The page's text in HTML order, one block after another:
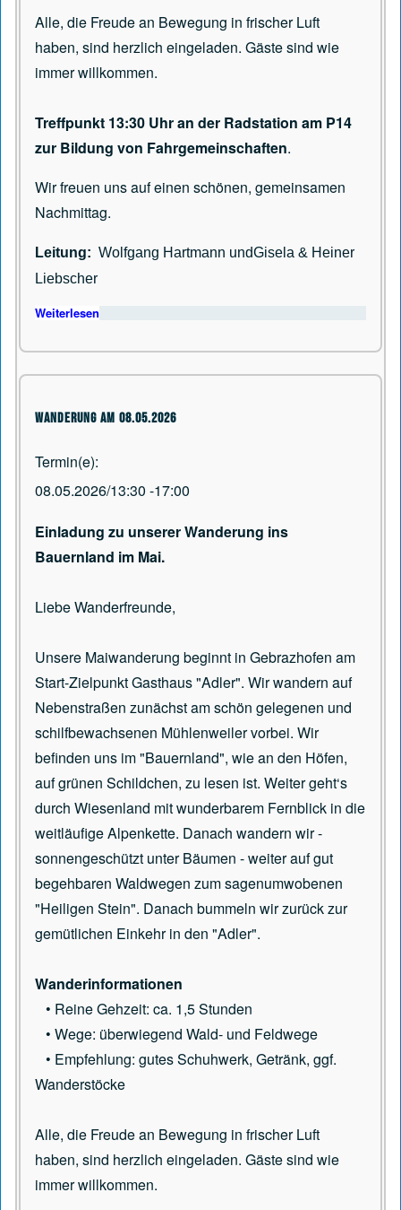
Alle, die Freude an Bewegung in frischer Luft
haben, sind herzlich eingeladen. Gäste sind wie
immer willkommen.
Treffpunkt 13:30 Uhr an der Radstation am P14
zur Bildung von Fahrgemeinschaften.
Wir freuen uns auf einen schönen, gemeinsamen
Nachmittag.
Leitung: Wolfgang Hartmann undGisela & Heiner
Liebscher
Weiterlesen
Wanderung am 08.05.2026
Termin(e)
08.05.2026/13:30 -17:00
Einladung zu unserer Wanderung ins
Bauernland im Mai.
Liebe Wanderfreunde,
Unsere Maiwanderung beginnt in Gebrazhofen am
Start-Zielpunkt Gasthaus "Adler". Wir wandern auf
Nebenstraßen zunächst am schön gelegenen und
schilfbewachsenen Mühlenweiler vorbei. Wir
befinden uns im "Bauernland", wie an den Höfen,
auf grünen Schildchen, zu lesen ist. Weiter geht‘s
durch Wiesenland mit wunderbarem Fernblick in die
weitläufige Alpenkette. Danach wandern wir -
sonnengeschützt unter Bäumen - weiter auf gut
begehbaren Waldwegen zum sagenumwobenen
"Heiligen Stein". Danach bummeln wir zurück zur
gemütlichen Einkehr in den "Adler".
Wanderinformationen
• Reine Gehzeit: ca. 1,5 Stunden
• Wege: überwiegend Wald- und Feldwege
• Empfehlung: gutes Schuhwerk, Getränk, ggf.
Wanderstöcke
Alle, die Freude an Bewegung in frischer Luft
haben, sind herzlich eingeladen. Gäste sind wie
immer willkommen.